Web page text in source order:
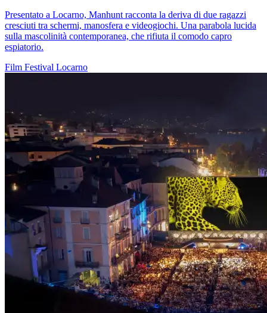
Presentato a Locarno, Manhunt racconta la deriva di due ragazzi
cresciuti tra schermi, manosfera e videogiochi. Una parabola lucida
sulla mascolinità contemporanea, che rifiuta il comodo capro
espiatorio.
Film Festival Locarno